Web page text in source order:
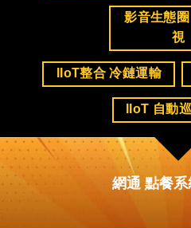
影音生態
視
IIoT整合 冷鏈運輸
IIoT 自動
網通 點餐